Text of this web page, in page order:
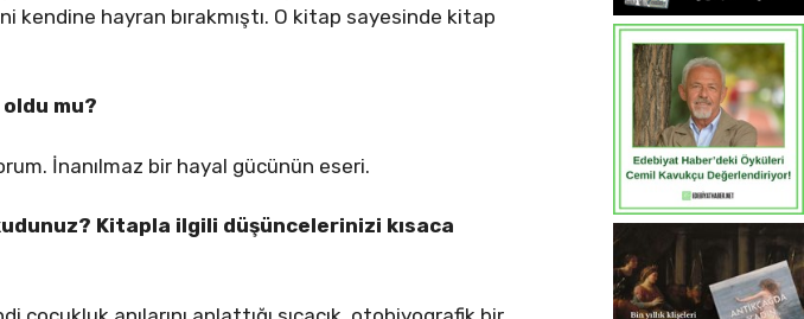
kendine hayran bırakmıştı. O kitap sayesinde kitap
mu?
İnanılmaz bir hayal gücünün eseri.
Kitapla ilgili düşüncelerinizi kısaca